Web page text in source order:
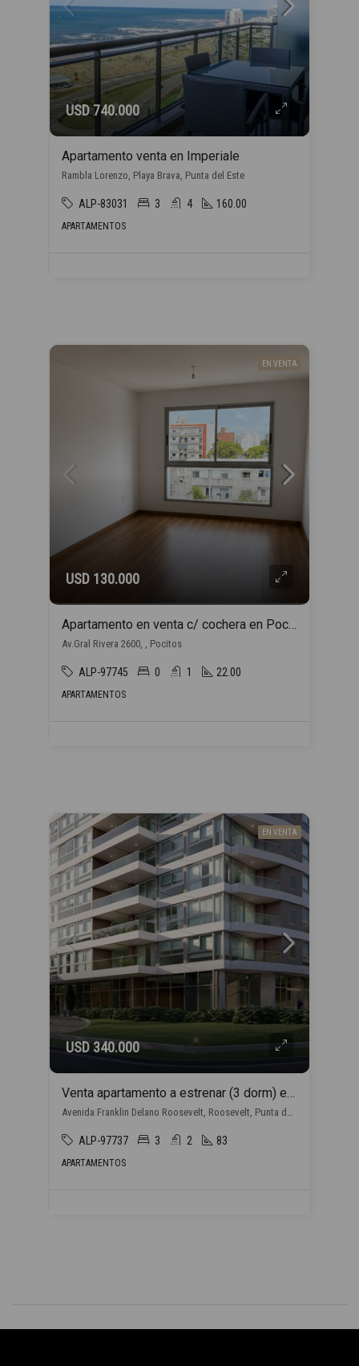
USD 740.000
Apartamento venta en Imperiale
Rambla Lorenzo, Playa Brava, Punta del Este
ALP-83031 3 4 160.00
APARTAMENTOS
EN VENTA
USD 130.000
Apartamento en venta c/ cochera en Pocitos
Av.Gral Rivera 2600, , Pocitos
ALP-97745 0 1 22.00
APARTAMENTOS
EN VENTA
USD 340.000
Venta apartamento a estrenar (3 dorm) en Punta del Este con financiación propia
Avenida Franklin Delano Roosevelt, Roosevelt, Punta del Este
ALP-97737 3 2 83
APARTAMENTOS